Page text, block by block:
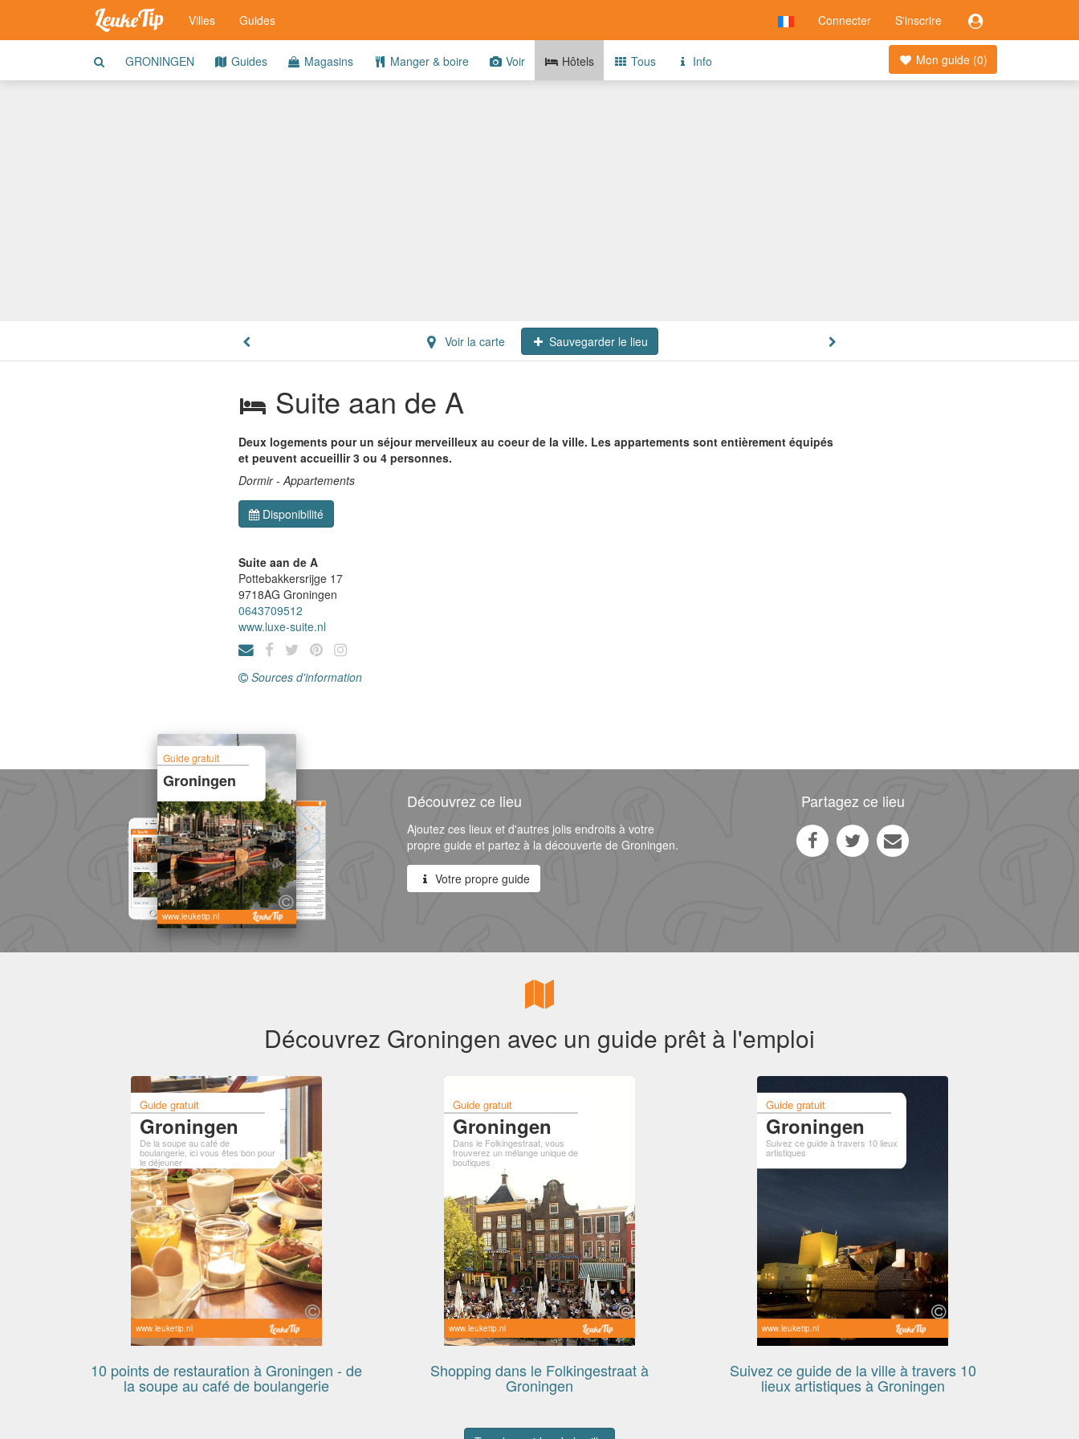
Connecter S'inscrire
Villes Guides
Mon guide (0)
GRONINGEN Guides Magasins Manger & boire Voir Hôtels Tous Info
Voir la carte Sauvegarder le lieu
Suite aan de A
Deux logements pour un séjour merveilleux au coeur de la ville. Les appartements sont entièrement équipés
et peuvent accueillir 3 ou 4 personnes.
Dormir - Appartements
Disponibilité
Suite aan de A
Pottebakkersrijge 17
9718AG Groningen
0643709512
www.luxe-suite.nl
Sources d'information
Guide gratuit
Groningen
www.leuketip.nl
Découvrez ce lieu
Ajoutez ces lieux et d'autres jolis endroits à votre
propre guide et partez à la découverte de Groningen.
Votre propre guide
Partagez ce lieu
Découvrez Groningen avec un guide prêt à l'emploi
Guide gratuit
Groningen
De la soupe au café de
boulangerie, ici vous êtes bon pour
le déjeuner
www.leuketip.nl
10 points de restauration à Groningen - de
la soupe au café de boulangerie
Guide gratuit
Groningen
Dans le Folkingestraat, vous
trouverez un mélange unique de
boutiques
www.leuketip.nl
Shopping dans le Folkingestraat à
Groningen
Guide gratuit
Groningen
Suivez ce guide à travers 10 lieux
artistiques
www.leuketip.nl
Suivez ce guide de la ville à travers 10
lieux artistiques à Groningen